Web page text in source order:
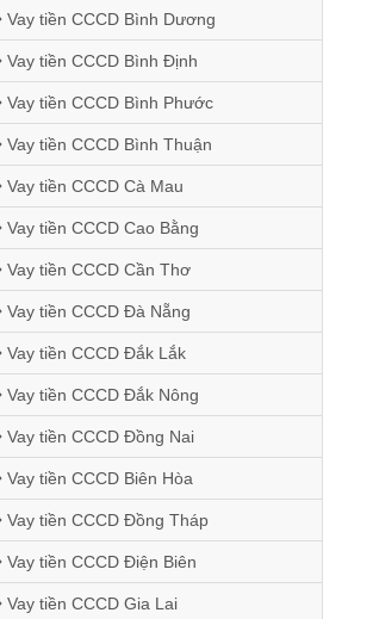
Vay tiền CCCD Bình Dương
Vay tiền CCCD Bình Định
Vay tiền CCCD Bình Phước
Vay tiền CCCD Bình Thuận
Vay tiền CCCD Cà Mau
Vay tiền CCCD Cao Bằng
Vay tiền CCCD Cần Thơ
Vay tiền CCCD Đà Nẵng
Vay tiền CCCD Đắk Lắk
Vay tiền CCCD Đắk Nông
Vay tiền CCCD Đồng Nai
Vay tiền CCCD Biên Hòa
Vay tiền CCCD Đồng Tháp
Vay tiền CCCD Điện Biên
Vay tiền CCCD Gia Lai